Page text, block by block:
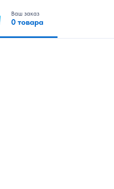
Ваш заказ
0 товара